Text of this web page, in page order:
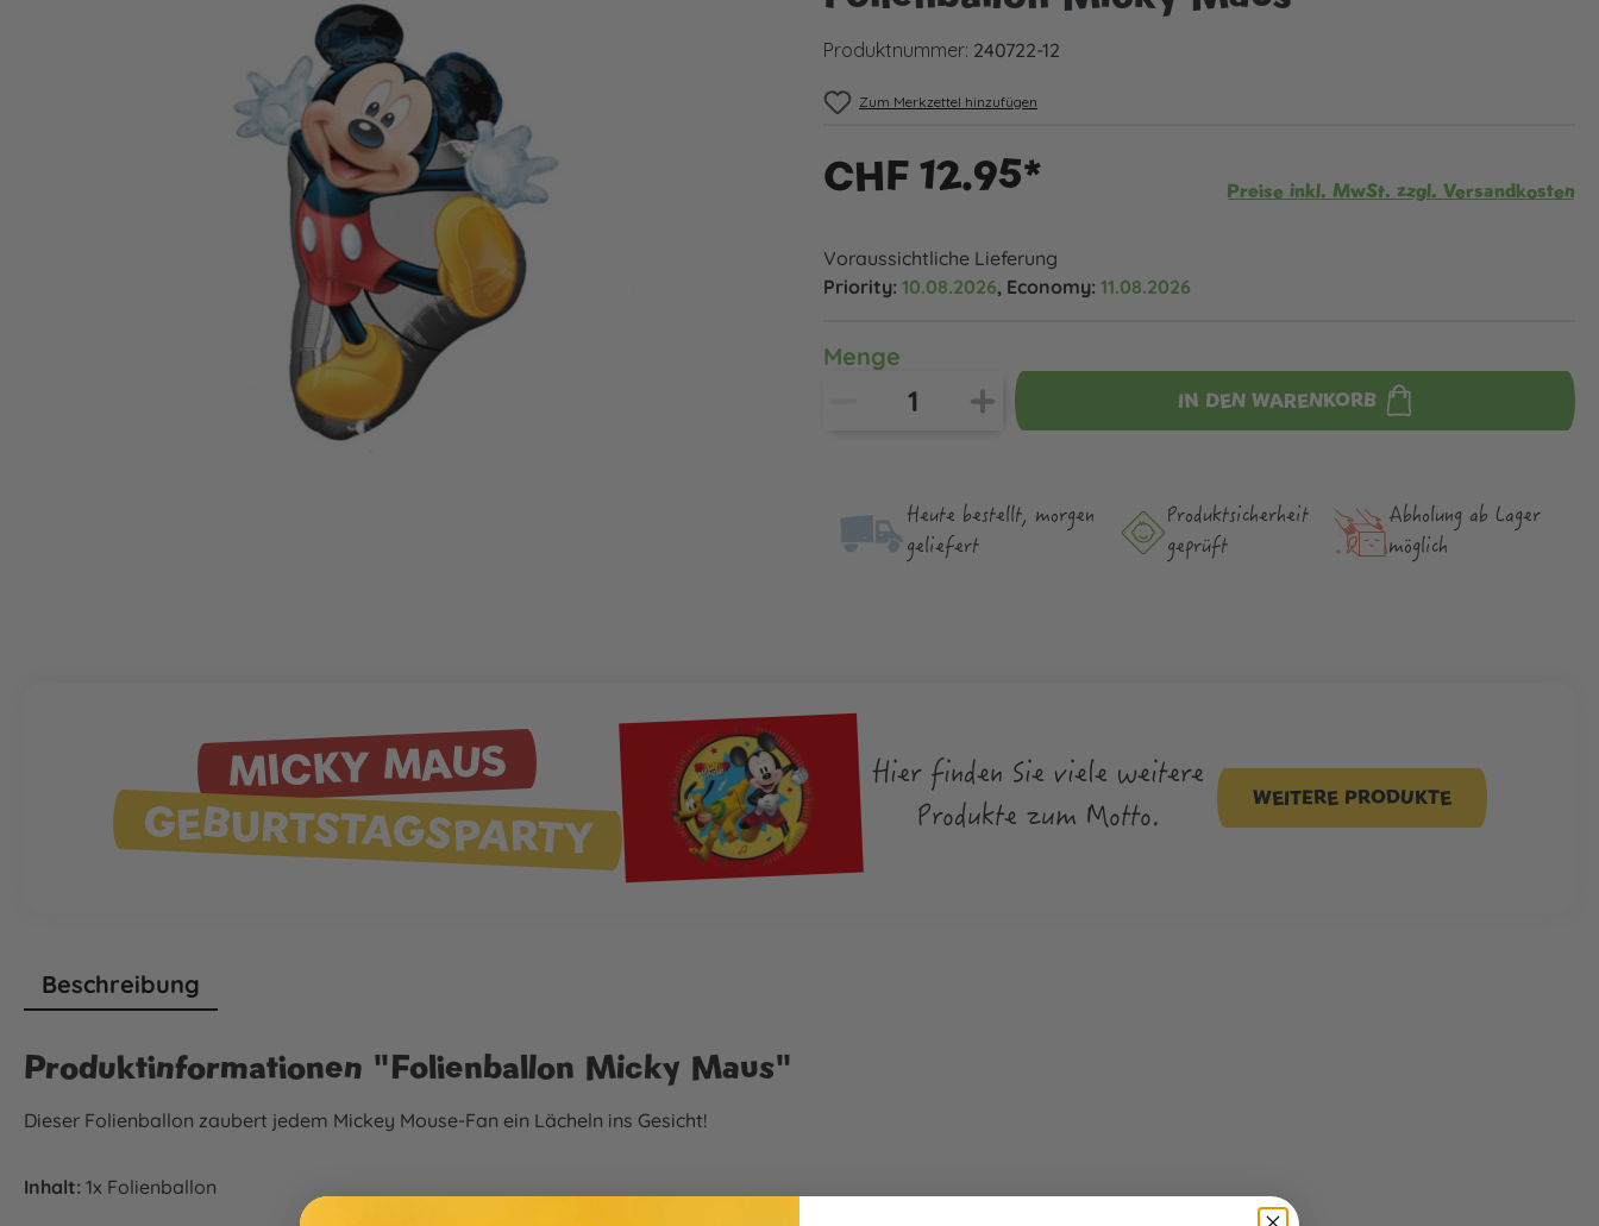
Produktnummer: 240722-12
Zum Merkzettel hinzufügen
CHF 12.95* Preise inkl. MwSt. zzgl. Versandkosten
Voraussichtliche Lieferung
Priority: 10.08.2026, Economy: 11.08.2026
Menge
IN DEN WARENKORB
Heute bestellt, morgen
geliefert
Produktsicher­heit
geprüft
Abholung ab Lager
möglich
MICKY MAUS
GEBURTSTAGSPARTY
Hier finden Sie viele weitere
Produkte zum Motto.
WEITERE PRODUKTE
Beschreibung
Produktinformationen "Folienballon Micky Maus"
Dieser Folienballon zaubert jedem Mickey Mouse-Fan ein Lächeln ins Gesicht!
Inhalt: 1x Folienballon